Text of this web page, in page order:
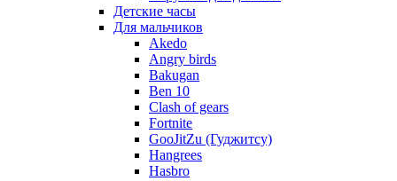
Детские часы
Для мальчиков
Akedo
Angry birds
Bakugan
Ben 10
Clash of gears
Fortnite
GooJitZu (Гуджитсу)
Hangrees
Hasbro